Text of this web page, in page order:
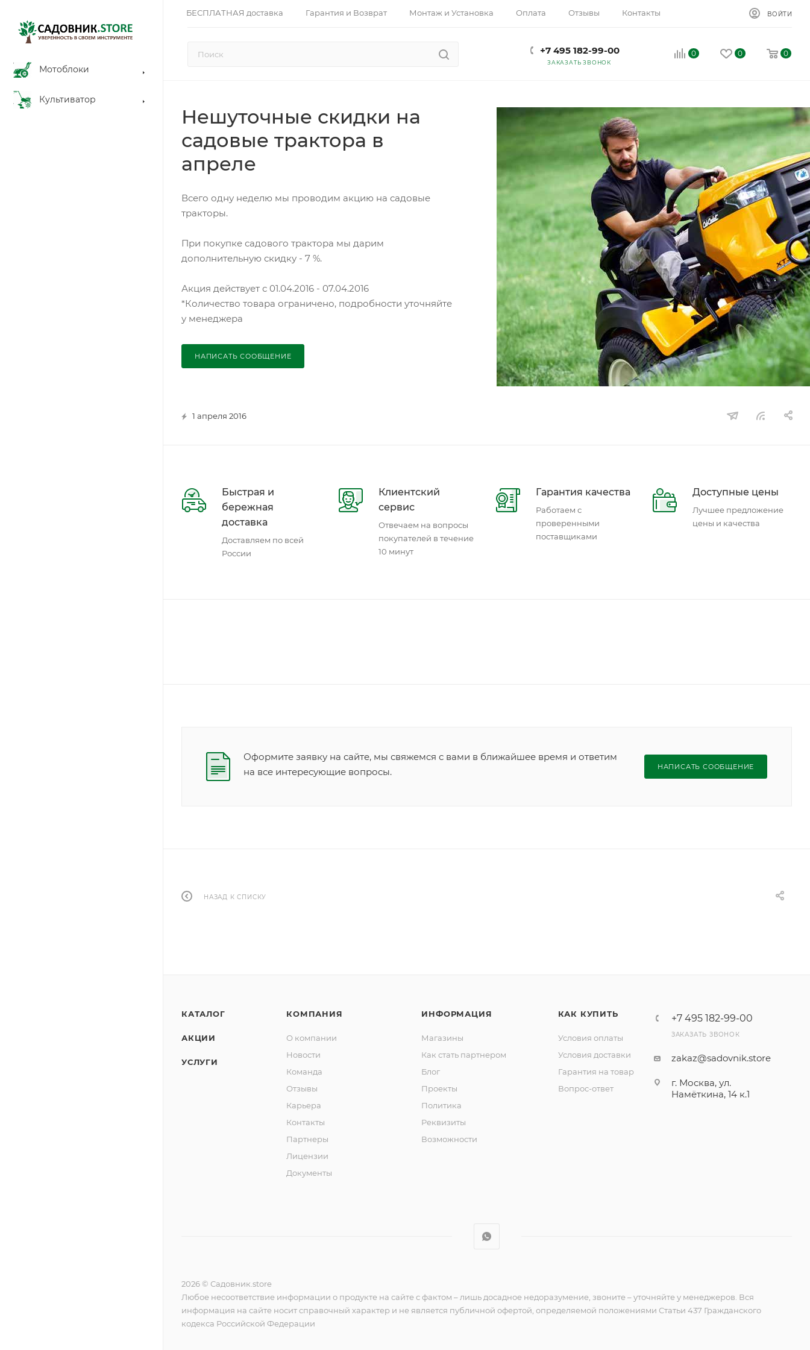
БЕСПЛАТНАЯ доставка Гарантия и Возврат Монтаж и Установка Оплата Отзывы Контакты ВОЙТИ
0 0 0
+7 495 182-99-00
ЗАКАЗАТЬ ЗВОНОК
Мотоблоки
Культиватор
Нешуточные скидки на
садовые трактора в
апреле
Всего одну неделю мы проводим акцию на садовые
тракторы.
При покупке садового трактора мы дарим
дополнительную скидку - 7 %.
Акция действует с 01.04.2016 - 07.04.2016
*Количество товара ограничено, подробности уточняйте
у менеджера
НАПИСАТЬ СООБЩЕНИЕ
1 апреля 2016
Быстрая и
бережная
доставка
Доставляем по всей
России
Клиентский
сервис
Отвечаем на вопросы
покупателей в течение
10 минут
Гарантия качества
Работаем с
проверенными
поставщиками
Доступные цены
Лучшее предложение
цены и качества
Оформите заявку на сайте, мы свяжемся с вами в ближайшее время и ответим
на все интересующие вопросы.
НАПИСАТЬ СООБЩЕНИЕ
НАЗАД К СПИСКУ
КАТАЛОГ
АКЦИИ
УСЛУГИ
КОМПАНИЯ
О компании
Новости
Команда
Отзывы
Карьера
Контакты
Партнеры
Лицензии
Документы
ИНФОРМАЦИЯ
Магазины
Как стать партнером
Блог
Проекты
Политика
Реквизиты
Возможности
КАК КУПИТЬ
Условия оплаты
Условия доставки
Гарантия на товар
Вопрос-ответ
+7 495 182-99-00
ЗАКАЗАТЬ ЗВОНОК
zakaz@sadovnik.store
г. Москва, ул.
Намёткина, 14 к.1
2026 © Садовник.store
Любое несоответствие информации о продукте на сайте с фактом – лишь досадное недоразумение, звоните – уточняйте у менеджеров. Вся
информация на сайте носит справочный характер и не является публичной офертой, определяемой положениями Статьи 437 Гражданского
кодекса Российской Федерации